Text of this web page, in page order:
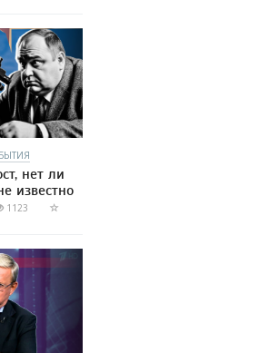
нет ли
известно
1123